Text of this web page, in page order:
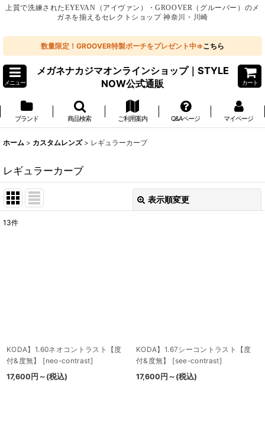
上質で洗練されたEYEVAN（アイヴァン）・GROOVER（グルーバー）のメ
ガネを揃えるセレクトショップ 神奈川・川崎
数量限定！GROOVER特製ポーチをプレゼント中⇒こちら
メニュー
メガネナカジマオンラインショップ｜STYLE
NOW公式通販
カート
ブランド 商品検索 ご利用案内 Q&Aページ マイページ
ホーム > カスタムレンズ > レギュラーカーブ
レギュラーカーブ
表示順変更
13件
KODA】1.60ネオコントラスト【度
付&度無】
[neo-contrast]
17,600 円 ～ (税込)
KODA】1.67シーコントラスト【度
付&度無】
[see-contrast]
17,600 円 ～ (税込)